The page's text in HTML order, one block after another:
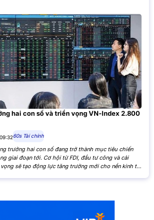
hai con số và triển vọng VN-Index 2.800
60s Tài chính
trưởng hai con số đang trở thành mục tiêu chiến
giai đoạn tới. Cơ hội từ FDI, đầu tư công và cải
sẽ tạo động lực tăng trưởng mới cho nền kinh tế,